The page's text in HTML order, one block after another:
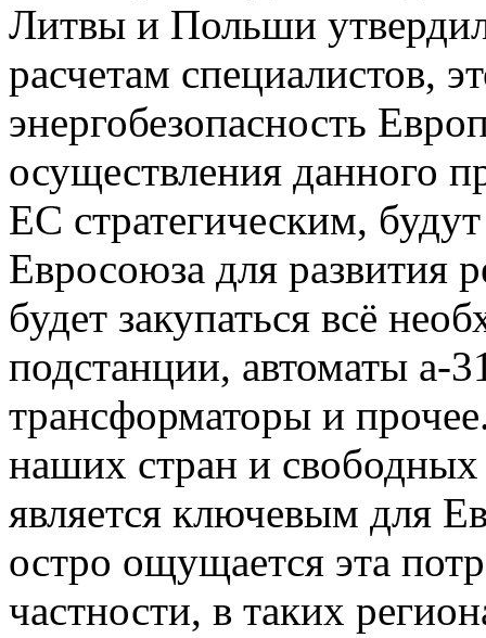
Литвы и Польши
расчетам специалистов,
энергобезопасность
осуществления данного
ЕС стратегическим,
Евросоюза для развития
будет закупаться всё
подстанции, автоматы а-
трансформаторы и
наших стран и свободных
является ключевым для
остро ощущается эта
частности, в таких